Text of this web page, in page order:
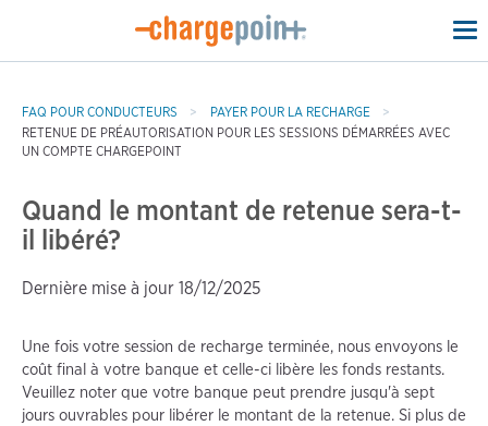
FAQ POUR CONDUCTEURS
PAYER POUR LA RECHARGE
RETENUE DE PRÉAUTORISATION POUR LES SESSIONS DÉMARRÉES AVEC
UN COMPTE CHARGEPOINT
Quand le montant de retenue sera-t-
il libéré?
Dernière mise à jour 18/12/2025
Une fois votre session de recharge terminée, nous envoyons le
coût final à votre banque et celle-ci libère les fonds restants.
Veuillez noter que votre banque peut prendre jusqu'à sept
jours ouvrables pour libérer le montant de la retenue. Si plus de